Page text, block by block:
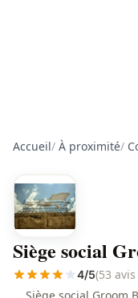
Accueil/ À proximité/
Siège social
4/5(53